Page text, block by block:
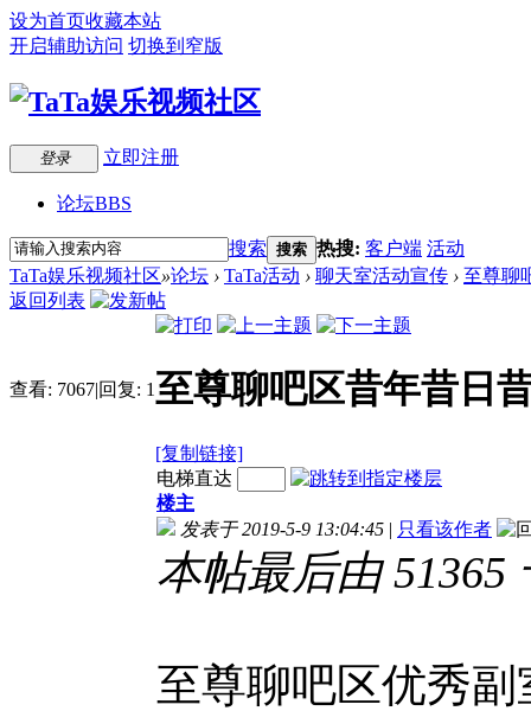
设为首页收藏本站
开启辅助访问 切换到窄版
登录 立即注册
论坛BBS
搜索 搜索 热搜: 客户端 活动
TaTa娱乐视频社区»论坛 › TaTa活动 › 聊天室活动宣传 › 至尊聊
返回列表
查看: 7067|回复: 1至尊聊吧区昔年昔日
[复制链接]
电梯直达
楼主
发表于 2019-5-9 13:04:45 | 只看该作者
本帖最后由 51365
至尊聊吧区优秀